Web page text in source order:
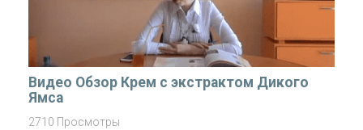
Видео Обзор Крем с экстрактом Дикого
Ямса
2710 Просмотры